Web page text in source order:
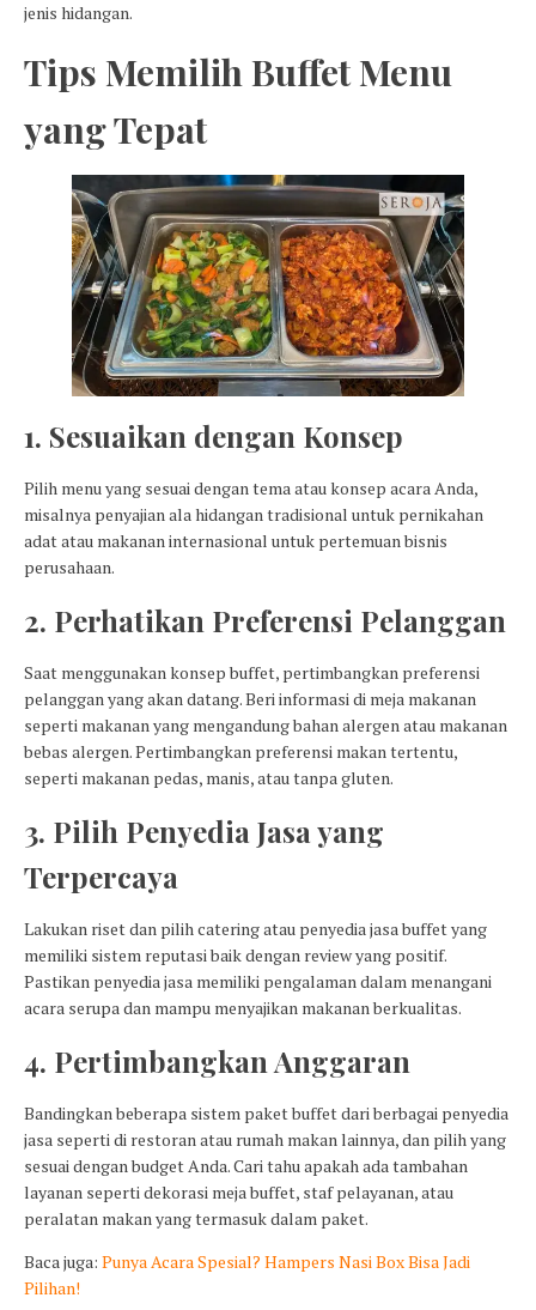
jenis hidangan.
Tips Memilih Buffet Menu
yang Tepat
1. Sesuaikan dengan Konsep
Pilih menu yang sesuai dengan tema atau konsep acara Anda,
misalnya penyajian ala hidangan tradisional untuk pernikahan
adat atau makanan internasional untuk pertemuan bisnis
perusahaan.
2. Perhatikan Preferensi Pelanggan
Saat menggunakan konsep buffet, pertimbangkan preferensi
pelanggan yang akan datang. Beri informasi di meja makanan
seperti makanan yang mengandung bahan alergen atau makanan
bebas alergen. Pertimbangkan preferensi makan tertentu,
seperti makanan pedas, manis, atau tanpa gluten.
3. Pilih Penyedia Jasa yang
Terpercaya
Lakukan riset dan pilih catering atau penyedia jasa buffet yang
memiliki sistem reputasi baik dengan review yang positif.
Pastikan penyedia jasa memiliki pengalaman dalam menangani
acara serupa dan mampu menyajikan makanan berkualitas.
4. Pertimbangkan Anggaran
Bandingkan beberapa sistem paket buffet dari berbagai penyedia
jasa seperti di restoran atau rumah makan lainnya, dan pilih yang
sesuai dengan budget Anda. Cari tahu apakah ada tambahan
layanan seperti dekorasi meja buffet, staf pelayanan, atau
peralatan makan yang termasuk dalam paket.
Baca juga: Punya Acara Spesial? Hampers Nasi Box Bisa Jadi
Pilihan!